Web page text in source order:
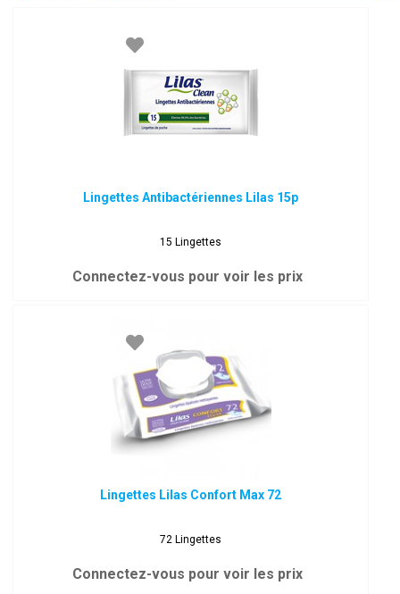
Lingettes Antibactériennes Lilas 15p
15 Lingettes
Connectez-vous pour voir les prix
Lingettes Lilas Confort Max 72
72 Lingettes
Connectez-vous pour voir les prix